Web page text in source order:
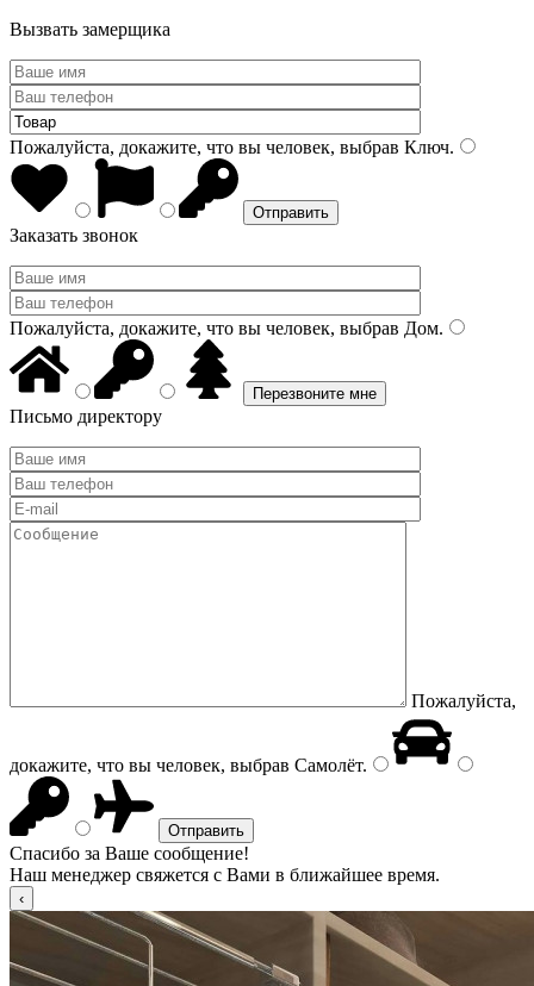
Вызвать замерщика
Пожалуйста, докажите, что вы человек, выбрав Ключ.
Заказать звонок
Пожалуйста, докажите, что вы человек, выбрав Дом.
Письмо директору
Пожалуйста,
докажите, что вы человек, выбрав Самолёт.
Спасибо за Ваше сообщение!
Наш менеджер свяжется с Вами в ближайшее время.